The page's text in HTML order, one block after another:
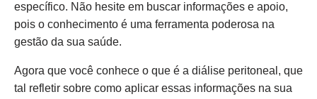
específico. Não hesite em buscar informações e apoio,
pois o conhecimento é uma ferramenta poderosa na
gestão da sua saúde.
Agora que você conhece o que é a diálise peritoneal, que
tal refletir sobre como aplicar essas informações na sua